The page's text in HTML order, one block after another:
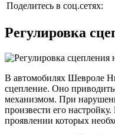
Поделитесь в соц.сетях:
Регулировка
В автомобилях Шевроле
сцепление. Оно
механизмом. При
произвести его
проявлении которых